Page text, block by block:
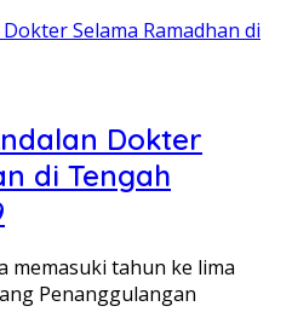
Dokter
di Tengah
memasuki tahun ke lima
Penanggulangan